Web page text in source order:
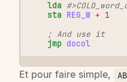
lda
sta REG_W + 1
; And use it
jmp docol
Et pour faire simple,